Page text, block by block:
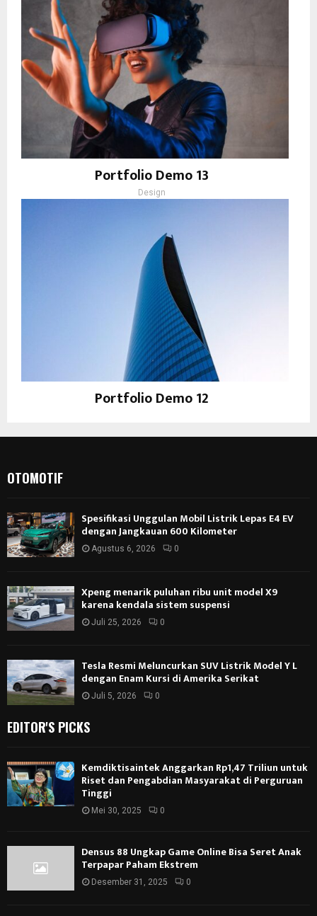
Portfolio Demo 13
Design
Portfolio Demo 12
OTOMOTIF
Spesifikasi Unggulan Mobil Listrik Lepas E4 EV
dengan Jangkauan 600 Kilometer
Agustus 6, 2026 0
Xpeng menarik puluhan ribu unit model X9
karena kendala sistem suspensi
Juli 25, 2026 0
Tesla Resmi Meluncurkan SUV Listrik Model Y L
dengan Enam Kursi di Amerika Serikat
Juli 5, 2026 0
EDITOR'S PICKS
Kemdiktisaintek Anggarkan Rp1,47 Triliun untuk
Riset dan Pengabdian Masyarakat di Perguruan
Tinggi
Mei 30, 2025 0
Densus 88 Ungkap Game Online Bisa Seret Anak
Terpapar Paham Ekstrem
Desember 31, 2025 0